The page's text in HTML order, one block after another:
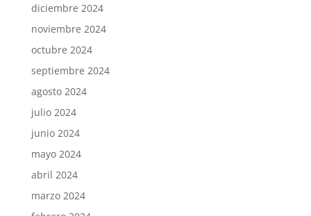
diciembre 2024
noviembre 2024
octubre 2024
septiembre 2024
agosto 2024
julio 2024
junio 2024
mayo 2024
abril 2024
marzo 2024